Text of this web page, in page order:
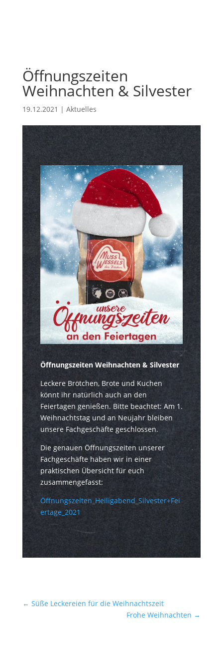
Öffnungszeiten
Weihnachten & Silvester
19.12.2021 | Aktuelles
Öffnungszeiten Weihnachten & Silvester
Leckere Brötchen, Brote und Kuchen
könnt ihr natürlich auch an den
Feiertagen genießen. Bitte beachtet: Am 1.
Weihnachtstag und an Neujahr bleiben
unsere Fachgeschäfte geschlossen.
Die genauen Öffnungszeiten unserer
Fachgeschäfte haben wir in einer
praktischen Übersicht für euch
zusammengefasst:
Öffnungszeiten_Heiligabend_Silvester+Fei
ertage_2021
← Süße Leckereien für die Weihnachtszeit
Frohe Weihnachten →